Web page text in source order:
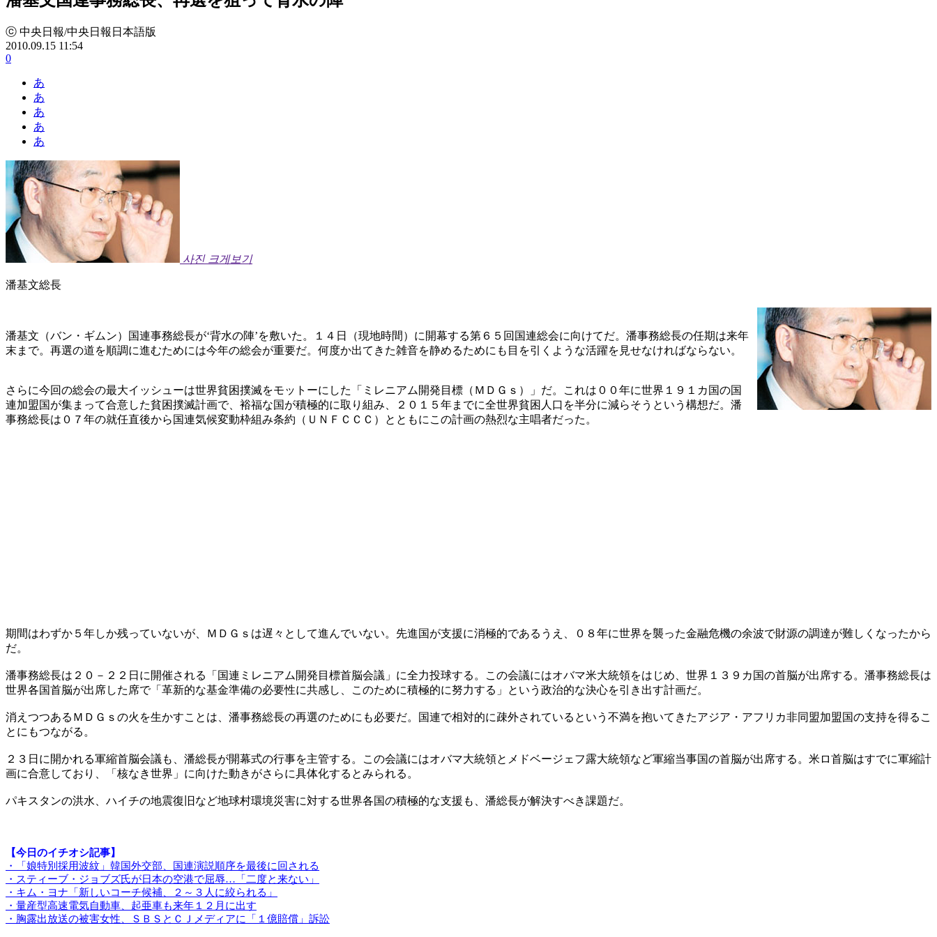
ⓒ 中央日報/中央日報日本語版
2010.09.15 11:54
0
あ
あ
あ
あ
あ
사진 크게보기
潘基文総長
潘基文（バン・ギムン）国連事務総長が‘背水の陣’を敷いた。１４日（現地時間）に開幕する第６５回国連総会に向けてだ。潘事務総長の任期は来年
末まで。再選の道を順調に進むためには今年の総会が重要だ。何度か出てきた雑音を静めるためにも目を引くような活躍を見せなければならない。
さらに今回の総会の最大イッシューは世界貧困撲滅をモットーにした「ミレニアム開発目標（ＭＤＧｓ）」だ。これは００年に世界１９１カ国の国
連加盟国が集まって合意した貧困撲滅計画で、裕福な国が積極的に取り組み、２０１５年までに全世界貧困人口を半分に減らそうという構想だ。潘
事務総長は０７年の就任直後から国連気候変動枠組み条約（ＵＮＦＣＣＣ）とともにこの計画の熱烈な主唱者だった。
期間はわずか５年しか残っていないが、ＭＤＧｓは遅々として進んでいない。先進国が支援に消極的であるうえ、０８年に世界を襲った金融危機の余波で財源の調達が難しくなったから
だ。
潘事務総長は２０－２２日に開催される「国連ミレニアム開発目標首脳会議」に全力投球する。この会議にはオバマ米大統領をはじめ、世界１３９カ国の首脳が出席する。潘事務総長は
世界各国首脳が出席した席で「革新的な基金準備の必要性に共感し、このために積極的に努力する」という政治的な決心を引き出す計画だ。
消えつつあるＭＤＧｓの火を生かすことは、潘事務総長の再選のためにも必要だ。国連で相対的に疎外されているという不満を抱いてきたアジア・アフリカ非同盟加盟国の支持を得るこ
とにもつながる。
２３日に開かれる軍縮首脳会議も、潘総長が開幕式の行事を主管する。この会議にはオバマ大統領とメドベージェフ露大統領など軍縮当事国の首脳が出席する。米ロ首脳はすでに軍縮計
画に合意しており、「核なき世界」に向けた動きがさらに具体化するとみられる。
パキスタンの洪水、ハイチの地震復旧など地球村環境災害に対する世界各国の積極的な支援も、潘総長が解決すべき課題だ。
【今日のイチオシ記事】
・「娘特別採用波紋」韓国外交部、国連演説順序を最後に回される
・スティーブ・ジョブズ氏が日本の空港で屈辱…「二度と来ない」
・キム・ヨナ「新しいコーチ候補、２～３人に絞られる」
・量産型高速電気自動車、起亜車も来年１２月に出す
・胸露出放送の被害女性、ＳＢＳとＣＪメディアに「１億賠償」訴訟